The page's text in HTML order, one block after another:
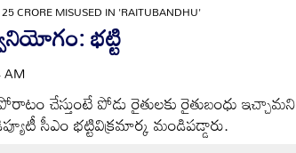
CRORE MISUSED IN 'RAITUBANDHU'
భట్టి
AM
చేస్తుంటే పోడు రైతులకు రైతుబంధు ఇచ్చామని
సీఎం భట్టివిక్రమార్క మండిపడ్డారు.